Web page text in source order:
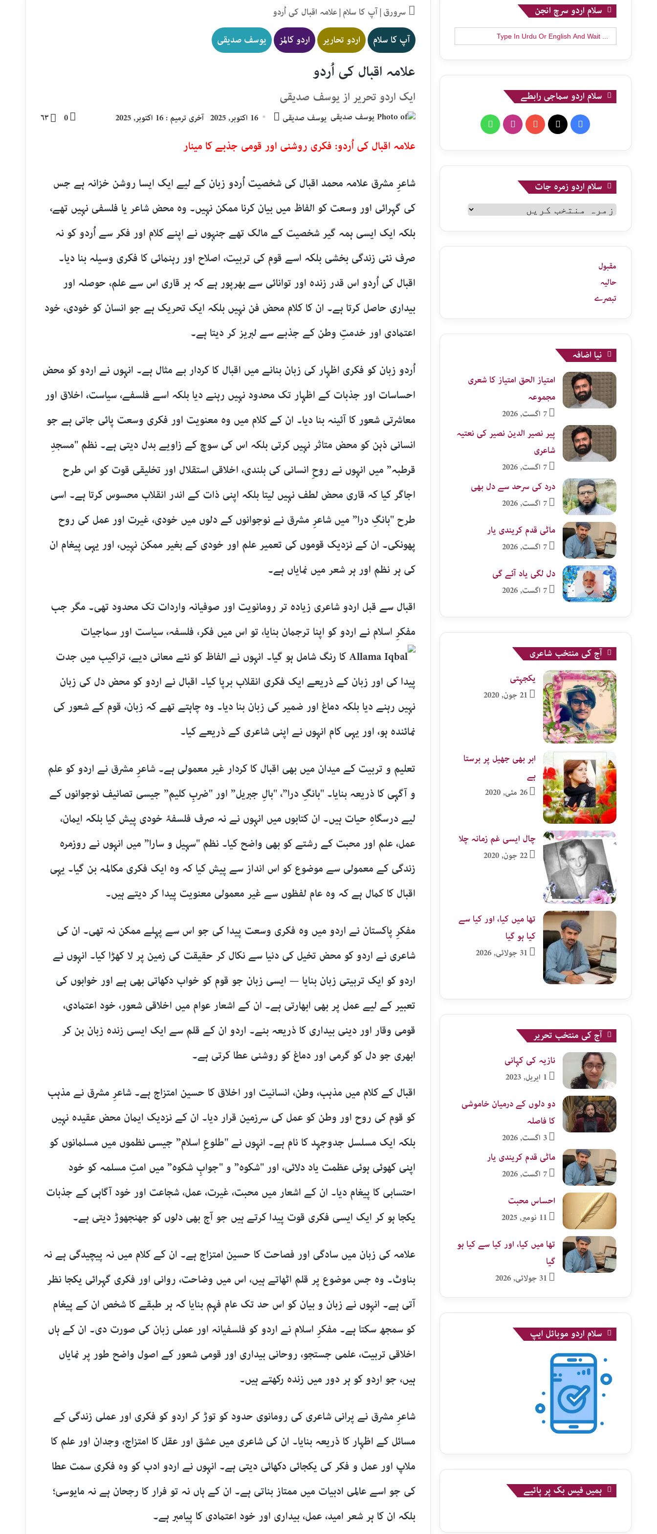
سرورق|آپ کا سلام|علامہ اقبال کی اُردو
آپ کا سلام اردو تحاریر اردو کالمز یوسف صدیقی
علامہ اقبال کی اُردو
ایک اردو تحریر از یوسف صدیقی
یوسف صدیقی
Send
email
16 اکتوبر, 2025 آخری ترمیم : 16 اکتوبر, 2025 0 ۶۳
علامہ اقبال کی اُردو: فکری روشنی اور قومی جذبے کا مینار
شاعرِ مشرق علامہ محمد اقبال کی شخصیت اُردو زبان کے لیے ایک ایسا روشن خزانہ ہے جس
کی گہرائی اور وسعت کو الفاظ میں بیان کرنا ممکن نہیں۔ وہ محض شاعر یا فلسفی نہیں تھے،
بلکہ ایک ایسی ہمہ گیر شخصیت کے مالک تھے جنہوں نے اپنے کلام اور فکر سے اُردو کو نہ
صرف نئی زندگی بخشی بلکہ اسے قوم کی تربیت، اصلاح اور رہنمائی کا فکری وسیلہ بنا دیا۔
اقبال کی اُردو اس قدر زندہ اور توانائی سے بھرپور ہے کہ ہر قاری اس سے علم، حوصلہ اور
بیداری حاصل کرتا ہے۔ ان کا کلام محض فن نہیں بلکہ ایک تحریک ہے جو انسان کو خودی، خود
اعتمادی اور خدمتِ وطن کے جذبے سے لبریز کر دیتا ہے۔
اُردو زبان کو فکری اظہار کی زبان بنانے میں اقبال کا کردار بے مثال ہے۔ انہوں نے اردو کو محض
احساسات اور جذبات کے اظہار تک محدود نہیں رہنے دیا بلکہ اسے فلسفے، سیاست، اخلاق اور
معاشرتی شعور کا آئینہ بنا دیا۔ ان کے کلام میں وہ معنویت اور فکری وسعت پائی جاتی ہے جو
انسانی ذہن کو محض متاثر نہیں کرتی بلکہ اس کی سوچ کے زاویے بدل دیتی ہے۔ نظم "مسجدِ
قرطبہ” میں انہوں نے روحِ انسانی کی بلندی، اخلاقی استقلال اور تخلیقی قوت کو اس طرح
اجاگر کیا کہ قاری محض لطف نہیں لیتا بلکہ اپنی ذات کے اندر انقلاب محسوس کرتا ہے۔ اسی
طرح "بانگِ درا” میں شاعرِ مشرق نے نوجوانوں کے دلوں میں خودی، غیرت اور عمل کی روح
پھونکی۔ ان کے نزدیک قوموں کی تعمیر علم اور خودی کے بغیر ممکن نہیں، اور یہی پیغام ان
کی ہر نظم اور ہر شعر میں نمایاں ہے۔
اقبال سے قبل اردو شاعری زیادہ تر رومانویت اور صوفیانہ واردات تک محدود تھی۔ مگر جب
مفکرِ اسلام نے اردو کو اپنا ترجمان بنایا، تو اس میں فکر، فلسفہ، سیاست اور سماجیات
کا رنگ شامل ہو گیا۔ انہوں نے الفاظ کو نئے معانی دیے، تراکیب میں جدت
پیدا کی اور زبان کے ذریعے ایک فکری انقلاب برپا کیا۔ اقبال نے اردو کو محض دل کی زبان
نہیں رہنے دیا بلکہ دماغ اور ضمیر کی زبان بنا دیا۔ وہ چاہتے تھے کہ زبان، قوم کے شعور کی
نمائندہ ہو، اور یہی کام انہوں نے اپنی شاعری کے ذریعے کیا۔
تعلیم و تربیت کے میدان میں بھی اقبال کا کردار غیر معمولی ہے۔ شاعرِ مشرق نے اردو کو علم
و آگہی کا ذریعہ بنایا۔ "بانگِ درا”، "بالِ جبریل” اور "ضربِ کلیم” جیسی تصانیف نوجوانوں کے
لیے درسگاہِ حیات ہیں۔ ان کتابوں میں انہوں نے نہ صرف فلسفۂ خودی پیش کیا بلکہ ایمان،
عمل، علم اور محبت کے رشتے کو بھی واضح کیا۔ نظم "سہیل و سارا” میں انہوں نے روزمرہ
زندگی کے معمولی سے موضوع کو اس انداز سے پیش کیا کہ وہ ایک فکری مکالمہ بن گیا۔ یہی
اقبال کا کمال ہے کہ وہ عام لفظوں سے غیر معمولی معنویت پیدا کر دیتے ہیں۔
مفکرِ پاکستان نے اردو میں وہ فکری وسعت پیدا کی جو اس سے پہلے ممکن نہ تھی۔ ان کی
شاعری نے اردو کو محض تخیل کی دنیا سے نکال کر حقیقت کی زمین پر لا کھڑا کیا۔ انہوں نے
اردو کو ایک تربیتی زبان بنایا — ایسی زبان جو قوم کو خواب دکھاتی بھی ہے اور خوابوں کی
تعبیر کے لیے عمل پر بھی ابھارتی ہے۔ ان کے اشعار عوام میں اخلاقی شعور، خود اعتمادی،
قومی وقار اور دینی بیداری کا ذریعہ بنے۔ اردو ان کے قلم سے ایک ایسی زندہ زبان بن کر
ابھری جو دل کو گرمی اور دماغ کو روشنی عطا کرتی ہے۔
اقبال کے کلام میں مذہب، وطن، انسانیت اور اخلاق کا حسین امتزاج ہے۔ شاعرِ مشرق نے مذہب
کو قوم کی روح اور وطن کو عمل کی سرزمین قرار دیا۔ ان کے نزدیک ایمان محض عقیدہ نہیں
بلکہ ایک مسلسل جدوجہد کا نام ہے۔ انہوں نے "طلوعِ اسلام” جیسی نظموں میں مسلمانوں کو
اپنی کھوئی ہوئی عظمت یاد دلائی، اور "شکوہ” و "جوابِ شکوہ” میں امتِ مسلمہ کو خود
احتسابی کا پیغام دیا۔ ان کے اشعار میں محبت، غیرت، عمل، شجاعت اور خود آگاہی کے جذبات
یکجا ہو کر ایک ایسی فکری قوت پیدا کرتے ہیں جو آج بھی دلوں کو جھنجھوڑ دیتی ہے۔
علامہ کی زبان میں سادگی اور فصاحت کا حسین امتزاج ہے۔ ان کے کلام میں نہ پیچیدگی ہے نہ
بناوٹ۔ وہ جس موضوع پر قلم اٹھاتے ہیں، اس میں وضاحت، روانی اور فکری گہرائی یکجا نظر
آتی ہے۔ انہوں نے زبان و بیان کو اس حد تک عام فہم بنایا کہ ہر طبقے کا شخص ان کے پیغام
کو سمجھ سکتا ہے۔ مفکرِ اسلام نے اردو کو فلسفیانہ اور عملی زبان کی صورت دی۔ ان کے ہاں
اخلاقی تربیت، علمی جستجو، روحانی بیداری اور قومی شعور کے اصول واضح طور پر نمایاں
ہیں، جو اردو کو ہر دور میں زندہ رکھتے ہیں۔
شاعرِ مشرق نے پرانی شاعری کی رومانوی حدود کو توڑ کر اردو کو فکری اور عملی زندگی کے
مسائل کے اظہار کا ذریعہ بنایا۔ ان کی شاعری میں عشق اور عقل کا امتزاج، وجدان اور علم کا
ملاپ اور عمل و فکر کی یکجائی دکھائی دیتی ہے۔ انہوں نے اردو ادب کو وہ فکری سمت عطا
کی جو اسے عالمی ادبیات میں ممتاز بناتی ہے۔ ان کے ہاں نہ تو فرار کا رجحان ہے نہ مایوسی؛
بلکہ ان کا ہر شعر امید، عمل، بیداری اور خود اعتمادی کا پیامبر ہے۔
سلام اردو سرچ انجن
Search
for:
سلام اردو سماجی رابطے
Facebook
YouTube
Instagram
WhatsApp
سلام اردو زمرہ جات
سلام
اردو
زمرہ
مقبول
حالیہ
تبصرے
نیا اضافہ
امتیاز الحق امتیاز کا شعری
مجموعہ
7 اگست, 2026
پیر نصیر الدین نصیر کی نعتیہ
شاعری
7 اگست, 2026
درد کی سرحد سے دل بھی
7 اگست, 2026
ماٹی قدم کریندی یار
7 اگست, 2026
دل لگی یاد آئے گی
7 اگست, 2026
آج کی منتخب شاعری
یکجہتی
21 جون, 2020
ابر بھی جھیل پر برستا
ہے
26 مئی, 2020
چال ایسی غم زمانہ چلا
22 جون, 2020
تھا میں کیا، اور کیا سے
کیا ہو گیا
31 جولائی, 2026
آج کی منتخب تحریر
نازیہ کی کہانی
1 اپریل, 2023
دو دلوں کے درمیان خاموشی
کا فاصلہ
3 اگست, 2026
ماٹی قدم کریندی یار
7 اگست, 2026
احساس محبت
11 نومبر, 2025
تھا میں کیا، اور کیا سے کیا ہو
گیا
31 جولائی, 2026
سلام اردو موبائل ایپ
ہمیں فیس بک پر پائیے